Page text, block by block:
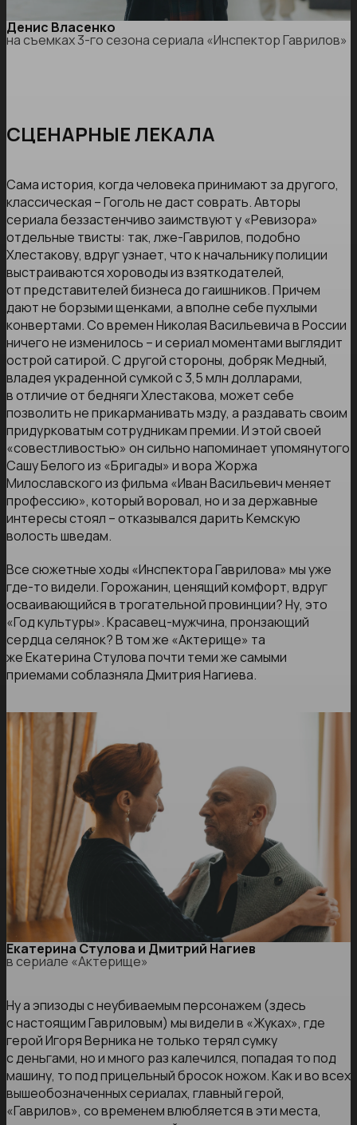
Денис Власенко
на съемках 3-го сезона сериала «Инспектор Гаврилов»
СЦЕНАРНЫЕ ЛЕКАЛА
Сама история, когда человека принимают за другого,
классическая – Гоголь не даст соврать. Авторы
сериала беззастенчиво заимствуют у «Ревизора»
отдельные твисты: так, лже-Гаврилов, подобно
Хлестакову, вдруг узнает, что к начальнику полиции
выстраиваются хороводы из взяткодателей,
от представителей бизнеса до гаишников. Причем
дают не борзыми щенками, а вполне себе пухлыми
конвертами. Со времен Николая Васильевича в России
ничего не изменилось – и сериал моментами выглядит
острой сатирой. С другой стороны, добряк Медный,
владея украденной сумкой с 3,5 млн долларами,
в отличие от бедняги Хлестакова, может себе
позволить не прикарманивать мзду, а раздавать своим
придурковатым сотрудникам премии. И этой своей
«совестливостью» он сильно напоминает упомянутого
Сашу Белого из «Бригады» и вора Жоржа
Милославского из фильма «Иван Васильевич меняет
профессию», который воровал, но и за державные
интересы стоял – отказывался дарить Кемскую
волость шведам.
Все сюжетные ходы «Инспектора Гаврилова» мы уже
где-то видели. Горожанин, ценящий комфорт, вдруг
осваивающийся в трогательной провинции? Ну, это
«Год культуры». Красавец-мужчина, пронзающий
сердца селянок? В том же «Актерище» та
же Екатерина Стулова почти теми же самыми
приемами соблазняла Дмитрия Нагиева.
Екатерина Стулова и Дмитрий Нагиев
в сериале «Актерище»
Ну а эпизоды с неубиваемым персонажем (здесь
с настоящим Гавриловым) мы видели в «Жуках», где
герой Игоря Верника не только терял сумку
с деньгами, но и много раз калечился, попадая то под
машину, то под прицельный бросок ножом. Как и во всех
вышеобозначенных сериалах, главный герой,
«Гаврилов», со временем влюбляется в эти места,